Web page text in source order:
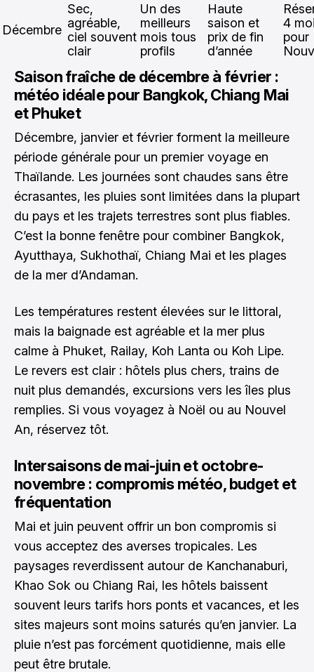
Décembre
Sec,
agréable,
ciel souvent
clair
Un des
meilleurs
mois tous
profils
Haute
saison et
prix de fin
d’année
4
pour
Saison fraîche de décembre à février :
météo idéale pour Bangkok, Chiang Mai
et Phuket
Décembre, janvier et février forment la meilleure
période générale pour un premier voyage en
Thaïlande. Les journées sont chaudes sans être
écrasantes, les pluies sont limitées dans la plupart
du pays et les trajets terrestres sont plus fiables.
C’est la bonne fenêtre pour combiner Bangkok,
Ayutthaya, Sukhothaï, Chiang Mai et les plages
de la mer d’Andaman.
Les températures restent élevées sur le littoral,
mais la baignade est agréable et la mer plus
calme à Phuket, Railay, Koh Lanta ou Koh Lipe.
Le revers est clair : hôtels plus chers, trains de
nuit plus demandés, excursions vers les îles plus
remplies. Si vous voyagez à Noël ou au Nouvel
An, réservez tôt.
Intersaisons de mai-juin et octobre-
novembre : compromis météo, budget et
fréquentation
Mai et juin peuvent offrir un bon compromis si
vous acceptez des averses tropicales. Les
paysages reverdissent autour de Kanchanaburi,
Khao Sok ou Chiang Rai, les hôtels baissent
souvent leurs tarifs hors ponts et vacances, et les
sites majeurs sont moins saturés qu’en janvier. La
pluie n’est pas forcément quotidienne, mais elle
peut être brutale.